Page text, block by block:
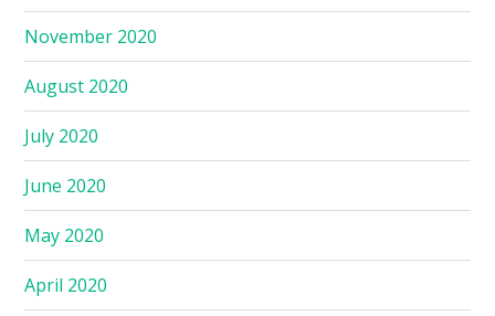
November 2020
August 2020
July 2020
June 2020
May 2020
April 2020